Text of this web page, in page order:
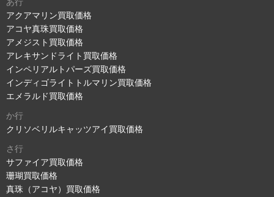
あ行
アクアマリン買取価格
アコヤ真珠買取価格
アメジスト買取価格
アレキサンドライト買取価格
インペリアルトパーズ買取価格
インディゴライトトルマリン買取価格
エメラルド買取価格
か行
クリソベリルキャッツアイ買取価格
さ行
サファイア買取価格
珊瑚買取価格
真珠（アコヤ）買取価格